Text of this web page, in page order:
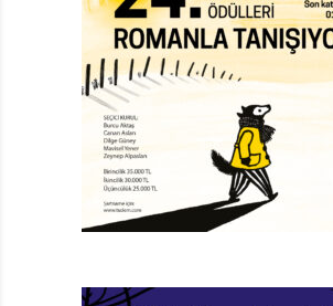
yaparak başlayan bilim ve sanat
bu mecralara sağladığı katkılar
Leonardo demek Rönesans demek,
demek, Vatikan demek. Hâl böyle
Paleti neredeyse bir sanat tarihi
Leonardo’yu, uğruna savaştığı
dört yüzyıl sonra teslim edilen,
doğruluğundan emin olduğu bilgiler,